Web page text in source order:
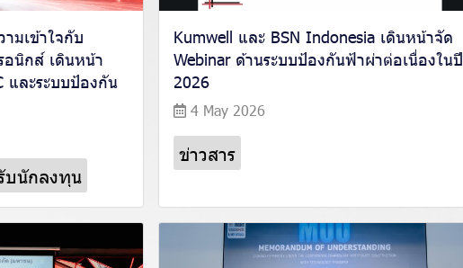
มเข้าใจกับ
นิกส์ เดินหน้า
ละระบบป้องกัน
บนักลงทุน
Kumwell และ BSN Indonesia เดินหน้าจัด
Webinar ด้านระบบป้องกันฟ้าผ่าต่อเนื่องในปี
2026
4 May 2026
ข่าวสาร